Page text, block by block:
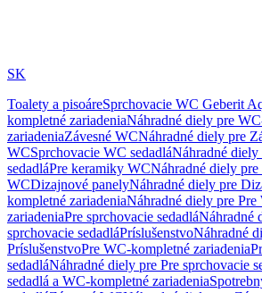
SK
Toalety a pisoáreSprchovacie WC Geberit
kompletné zariadeniaNáhradné diely pre
zariadeniaZávesné WCNáhradné diely pre
WCSprchovacie WC sedadláNáhradné
sedadláPre keramiky WCNáhradné diely
WCDizajnové panelyNáhradné diely pre
kompletné zariadeniaNáhradné diely pre
zariadeniaPre sprchovacie sedadláNáhradné
sprchovacie sedadláPríslušenstvoNáhradné
PríslušenstvoPre WC-kompletné zariadenia
sedadláNáhradné diely pre Pre sprchovacie
sedadlá a WC-kompletné zariadenia